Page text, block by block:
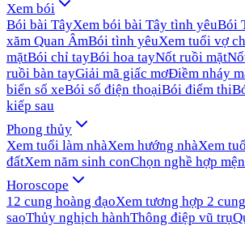
Xem bói
Bói bài TâyXem bói bài Tây tình yêuBói
xăm Quan ÂmBói tình yêuXem tuổi vợ
mặtBói chỉ tayBói hoa tayNốt ruồi mặt
ruồi bàn tayGiải mã giấc mơĐiềm nháy
biển số xeBói số điện thoạiBói điểm thi
kiếp sau
Phong thủy
Xem tuổi làm nhàXem hướng nhàXem
đấtXem năm sinh conChọn nghề hợp
Horoscope
12 cung hoàng đạoXem tương hợp 2 cung
saoThủy nghịch hànhThông điệp vũ trụ